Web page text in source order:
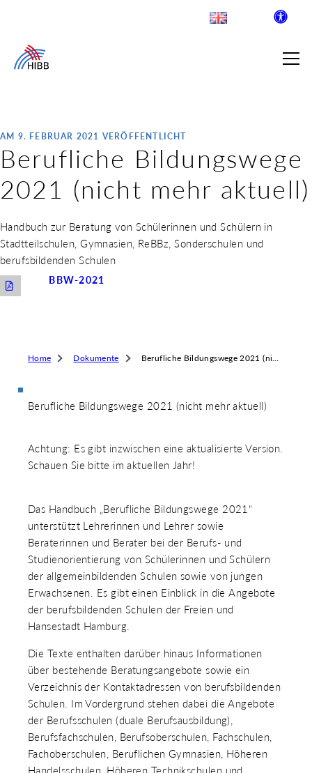
SUCHE
INSTITUT FÜR BERUFLICHE
SCHULEN
& ABSCHLÜSSE
PUBLIKATIONEN/TERMINE
AM 9. FEBRUAR 2021 VERÖFFENTLICHT
Berufliche Bildungswege
2021 (nicht mehr aktuell)
Handbuch zur Beratung von Schülerinnen und Schülern in
Stadtteilschulen, Gymnasien, ReBBz, Sonderschulen und
berufsbildenden Schulen
BBW-2021
Home Dokumente Berufliche Bildungswege 2021 (nicht mehr aktuell)
Berufliche Bildungswege 2021 (nicht mehr aktuell)
Achtung: Es gibt inzwischen eine aktualisierte Version.
Schauen Sie bitte im aktuellen Jahr!
Das Handbuch „Berufliche Bildungswege 2021“
unterstützt Lehrerinnen und Lehrer sowie
Beraterinnen und Berater bei der Berufs- und
Studienorientierung von Schülerinnen und Schülern
der allgemeinbildenden Schulen sowie von jungen
Erwachsenen. Es gibt einen Einblick in die Angebote
der berufsbildenden Schulen der Freien und
Hansestadt Hamburg.
Die Texte enthalten darüber hinaus Informationen
über bestehende Beratungsangebote sowie ein
Verzeichnis der Kontaktadressen von berufsbildenden
Schulen. Im Vordergrund stehen dabei die Angebote
der Berufsschulen (duale Berufsausbildung),
Berufsfachschulen, Berufsoberschulen, Fachschulen,
Fachoberschulen, Beruflichen Gymnasien, Höheren
Handelsschulen, Höheren Technikschulen und